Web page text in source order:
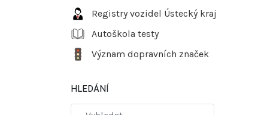
Registry vozidel Ústecký kraj
Autoškola testy
Význam dopravních značek
HLEDÁNÍ